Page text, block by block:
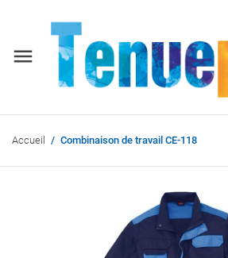
Accueil Combinaison de travail CE-118